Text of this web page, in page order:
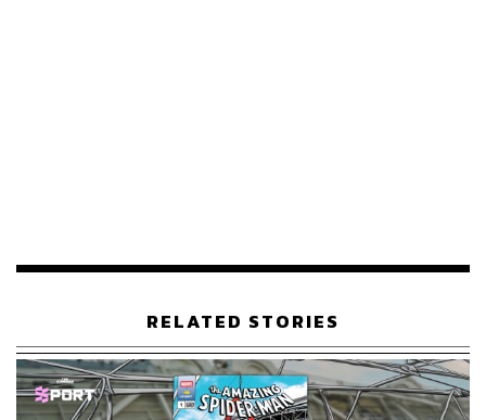
ใหญ่นั้นมักเป็นชายผิวขาวชาวตะวันตก ส่วนตัวร้ายก็มักจะ
เมื่อโลกแห่งความเป็นจริงผกผันกับโลกสมมติในภาพยนตร์
ข่าวดีก็คือนอกจากภาพยนตร์ซูเปอร์ฮีโร่สมัยใหม่จะฉายภาพ
ที่หลากหลายสมจริงมากขึ้น ยังเป็นการรณรงค์ให้เกิดสิทธิ
ความหลากหลายเท่าเทียมในโลกจริงๆ ที่เราอาศัยอยู่ และ
RELATED STORIES